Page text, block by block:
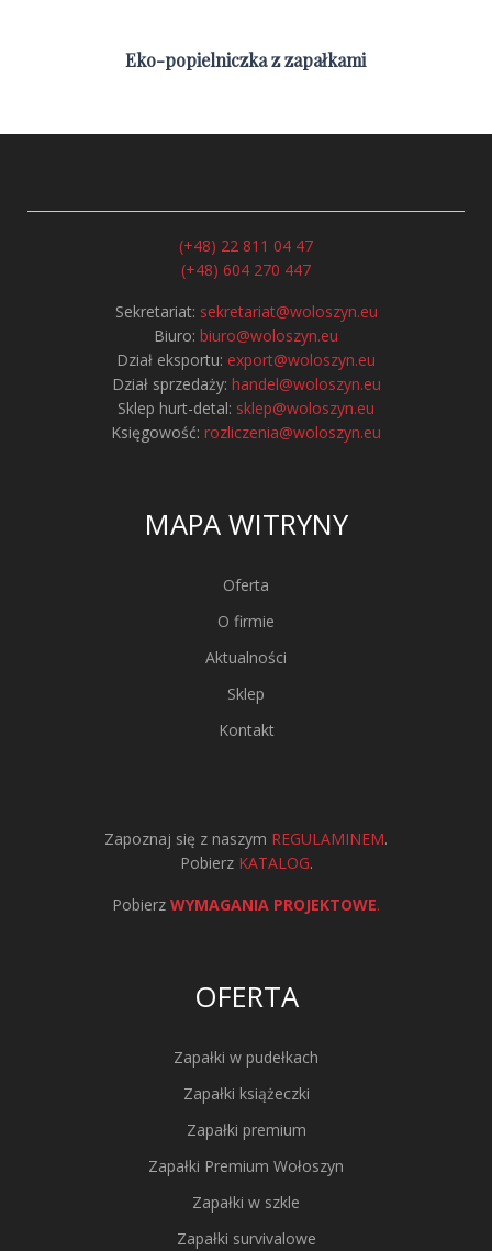
Eko-popielniczka z zapałkami
(+48) 22 811 04 47
(+48) 604 270 447
Sekretariat: sekretariat@woloszyn.eu
Biuro: biuro@woloszyn.eu
Dział eksportu: export@woloszyn.eu
Dział sprzedaży: handel@woloszyn.eu
Sklep hurt-detal: sklep@woloszyn.eu
Księgowość: rozliczenia@woloszyn.eu
MAPA WITRYNY
Oferta
O firmie
Aktualności
Sklep
Kontakt
Zapoznaj się z naszym REGULAMINEM.
Pobierz KATALOG.
Pobierz WYMAGANIA PROJEKTOWE.
OFERTA
Zapałki w pudełkach
Zapałki książeczki
Zapałki premium
Zapałki Premium Wołoszyn
Zapałki w szkle
Zapałki survivalowe